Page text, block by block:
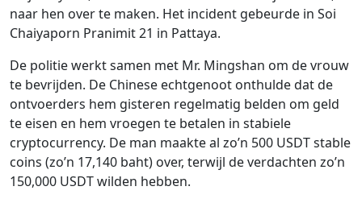
naar hen over te maken. Het incident gebeurde in Soi
Chaiyaporn Pranimit 21 in Pattaya.
De politie werkt samen met Mr. Mingshan om de vrouw
te bevrijden. De Chinese echtgenoot onthulde dat de
ontvoerders hem gisteren regelmatig belden om geld
te eisen en hem vroegen te betalen in stabiele
cryptocurrency. De man maakte al zo’n 500 USDT stable
coins (zo’n 17,140 baht) over, terwijl de verdachten zo’n
150,000 USDT wilden hebben.